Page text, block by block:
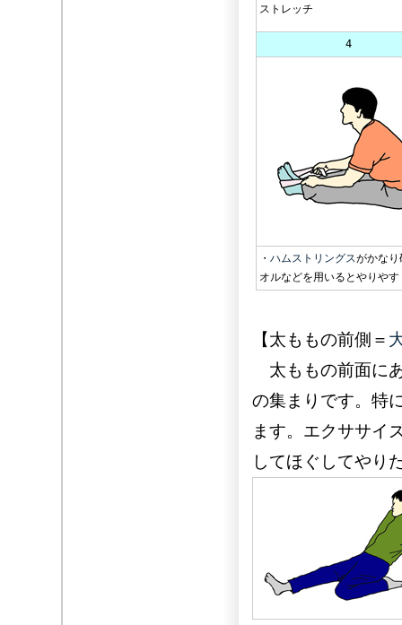
ストレッチ
4
・ ハムストリングスがかなり
オルなどを用いるとやりや
【太ももの前側＝
太ももの前面に
の集まりです。特
ます。エクササイ
してほぐしてやり